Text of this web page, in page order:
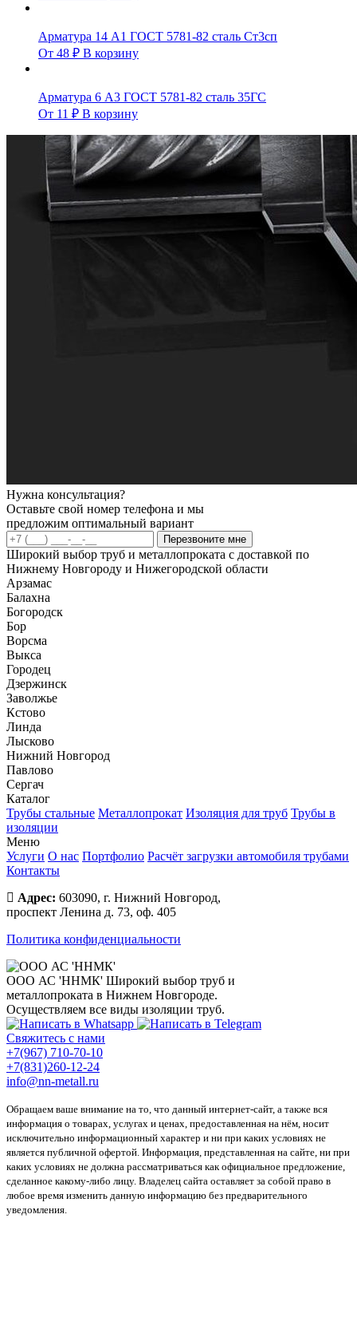
Арматура 14 А1 ГОСТ 5781-82 сталь Ст3сп
От 48 ₽ В корзину
Арматура 6 А3 ГОСТ 5781-82 сталь 35ГС
От 11 ₽ В корзину
Нужна консультация?
Оставьте свой номер телефона и мы
предложим оптимальный вариант
Перезвоните мне
Широкий выбор труб и металлопроката с доставкой по
Нижнему Новгороду и Нижегородской области
Арзамас
Балахна
Богородск
Бор
Ворсма
Выкса
Городец
Дзержинск
Заволжье
Кстово
Линда
Лысково
Нижний Новгород
Павлово
Сергач
Каталог
Трубы стальные Металлопрокат Изоляция для труб Трубы в
изоляции
Меню
Услуги О нас Портфолио Расчёт загрузки автомобиля трубами
Контакты
Адрес: 603090, г. Нижний Новгород,
проспект Ленина д. 73, оф. 405
Политика конфиденциальности
ООО АС 'ННМК' Широкий выбор труб и
металлопроката в Нижнем Новгороде.
Осуществляем все виды изоляции труб.
Свяжитесь с нами
+7(967) 710-70-10
+7(831)260-12-24
info@nn-metall.ru
Обращаем ваше внимание на то, что данный интернет-сайт, а также вся
информация о товарах, услугах и ценах, предоставленная на нём, носит
исключительно информационный характер и ни при каких условиях не
является публичной офертой. Информация, представленная на сайте, ни при
каких условиях не должна рассматриваться как официальное предложение,
сделанное какому-либо лицу. Владелец сайта оставляет за собой право в
любое время изменить данную информацию без предварительного
уведомления.